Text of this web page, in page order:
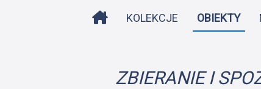
STRONA DOMOWA
KOLEKCJE OBIEKTY
ZBIERANIE I